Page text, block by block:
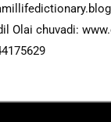
Olai chuvadi: